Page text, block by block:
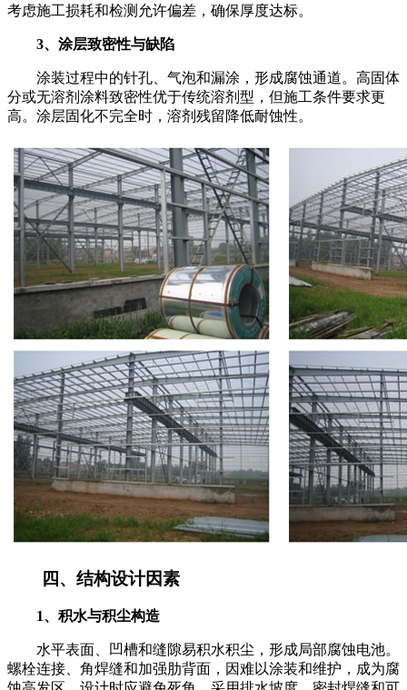
考虑施工损耗和检测允许偏差，确保厚度达标。
3、涂层致密性与缺陷
涂装过程中的针孔、气泡和漏涂，形成腐蚀通道。高固体
分或无溶剂涂料致密性优于传统溶剂型，但施工条件要求更
高。涂层固化不完全时，溶剂残留降低耐蚀性。
四、结构设计因素
1、积水与积尘构造
水平表面、凹槽和缝隙易积水积尘，形成局部腐蚀电池。
螺栓连接、角焊缝和加强肋背面，因难以涂装和维护，成为腐